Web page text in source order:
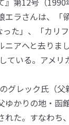
ラさんは、「
た」、「カリ
アへと去りま
ている。アメ
グレック氏（
かりの地・函
た。すなわち